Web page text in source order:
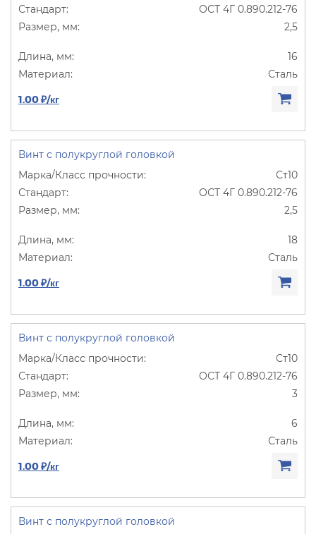
ОСТ 4Г 0.890.212-76
2,5
16
Сталь
1.00 ₽/кг
Винт с полукруглой головкой
Ст10
ОСТ 4Г 0.890.212-76
2,5
18
Сталь
1.00 ₽/кг
Винт с полукруглой головкой
Ст10
ОСТ 4Г 0.890.212-76
3
6
Сталь
1.00 ₽/кг
Винт с полукруглой головкой